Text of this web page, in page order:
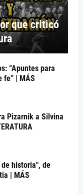
que criticó
“Apuntes para
fe” | MÁS
Pizarnik a Silvina
historia", de
| MÁS